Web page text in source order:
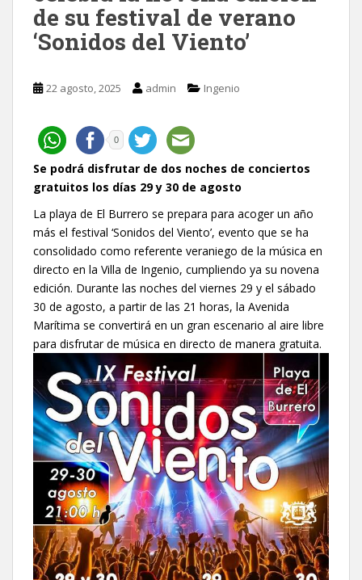
de su festival de verano
‘Sonidos del Viento’
22 agosto, 2025 admin Ingenio
0
Se podrá disfrutar de dos noches de conciertos
gratuitos los días 29 y 30 de agosto
La playa de El Burrero se prepara para acoger un año
más el festival ‘Sonidos del Viento’, evento que se ha
consolidado como referente veraniego de la música en
directo en la Villa de Ingenio, cumpliendo ya su novena
edición. Durante las noches del viernes 29 y el sábado
30 de agosto, a partir de las 21 horas, la Avenida
Marítima se convertirá en un gran escenario al aire libre
para disfrutar de música en directo de manera gratuita.